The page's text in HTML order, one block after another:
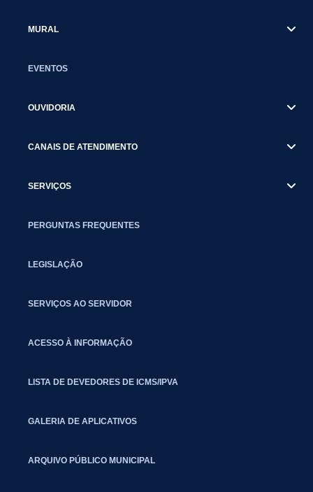
MURAL
EVENTOS
OUVIDORIA
CANAIS DE ATENDIMENTO
SERVIÇOS
PERGUNTAS FREQUENTES
LEGISLAÇÃO
SERVIÇOS AO SERVIDOR
ACESSO À INFORMAÇÃO
LISTA DE DEVEDORES DE ICMS/IPVA
GALERIA DE APLICATIVOS
ARQUIVO PÚBLICO MUNICIPAL